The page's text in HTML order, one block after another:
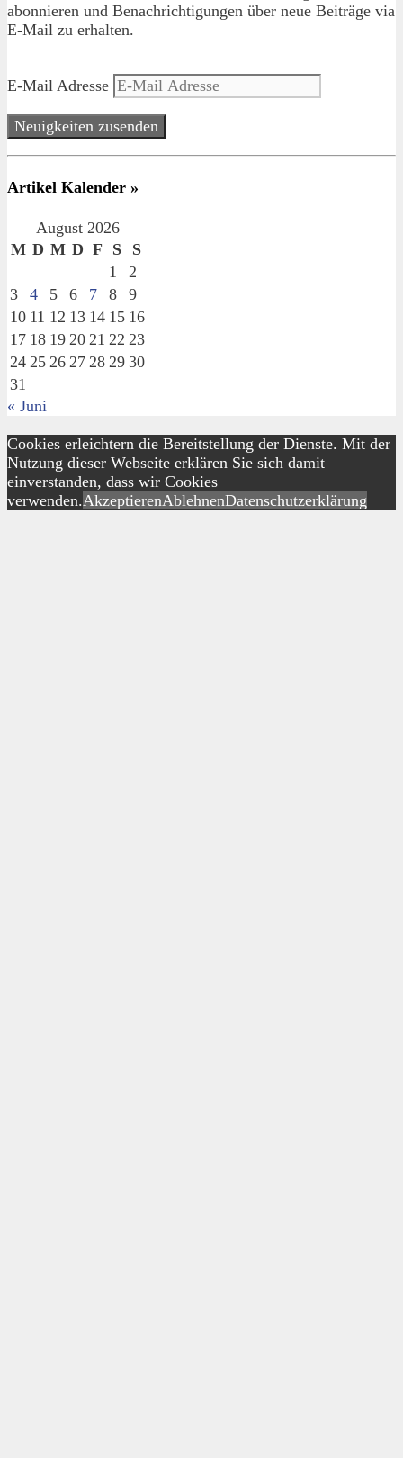
abonnieren und Benachrichtigungen über neue Beiträge via
E-Mail zu erhalten.
E-Mail Adresse
Neuigkeiten zusenden
Artikel Kalender »
August 2026
M D M D F S
S
1
2
3
4 5 6 7 8
9
10 11 12 13 14 15 16
17 18 19 20 21 22 23
24 25 26 27 28 29 30
31
« Juni
Cookies erleichtern die Bereitstellung der Dienste. Mit der
Nutzung dieser Webseite erklären Sie sich damit
einverstanden, dass wir Cookies
verwenden.AkzeptierenAblehnenDatenschutzerklärung